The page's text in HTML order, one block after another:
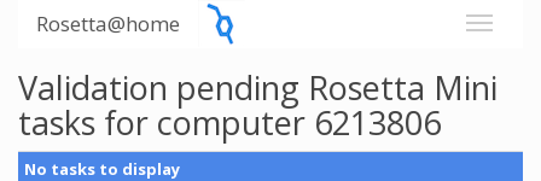
Rosetta@home
Validation pending Rosetta Mini
tasks for computer 6213806
No tasks to display